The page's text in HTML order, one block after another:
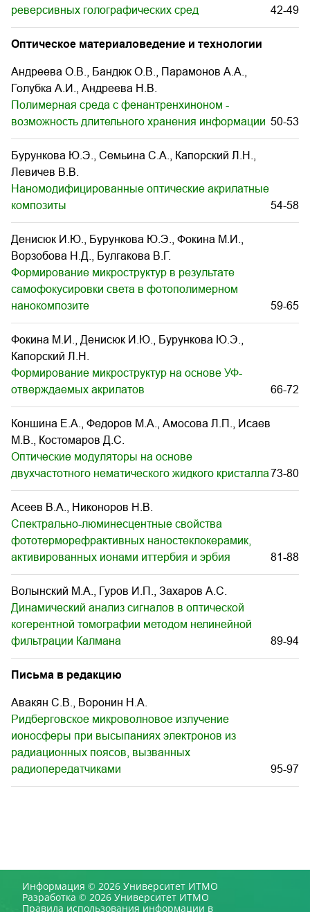
реверсивных голографических сред
42-49
Оптическое материаловедение и технологии
Андреева О.В., Бандюк O.B., Парамонов А.А.,
Голубка А.И., Андреева Н.В.
Полимерная среда с фенантренхиноном -
возможность длительного хранения информации 50-53
Бурункова Ю.Э., Семьина С.А., Капорский Л.Н.,
Левичев В.В.
Наномодифицированные оптические акрилатные
композиты
54-58
Денисюк И.Ю., Бурункова Ю.Э., Фокина М.И.,
Ворзобова Н.Д., Булгакова В.Г.
Формирование микроструктур в результате
самофокусировки света в фотополимерном
нанокомпозите
59-65
Фокина М.И., Денисюк И.Ю., Бурункова Ю.Э.,
Капорский Л.Н.
Формирование микроструктур на основе УФ-
отверждаемых акрилатов
66-72
Коншина Е.А., Федоров М.А., Амосова Л.П., Исаев
М.В., Костомаров Д.С.
Оптические модуляторы на основе
двухчастотного нематического жидкого кристалла73-80
Асеев В.А., Никоноров Н.В.
Спектрально-люминесцентные свойства
фототерморефрактивных наностеклокерамик,
активированных ионами иттербия и эрбия
81-88
Волынский М.А., Гуров И.П., Захаров А.С.
Динамический анализ сигналов в оптической
когерентной томографии методом нелинейной
фильтрации Калмана
89-94
Письма в редакцию
Авакян С.В., Воронин Н.А.
Ридберговское микроволновое излучение
ионосферы при высыпаниях электронов из
радиационных поясов, вызванных
радиопередатчиками
95-97
Информация © 2026 Университет ИТМО
Разработка © 2026 Университет ИТМО
Правила использования информации в